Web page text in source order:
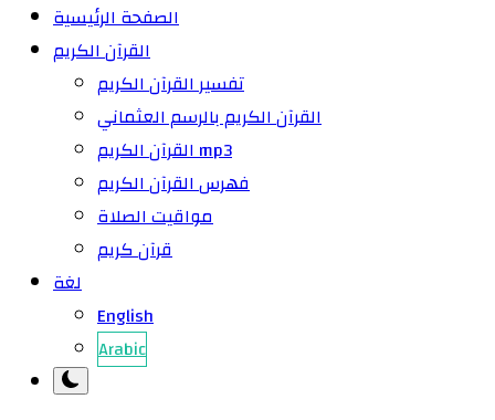
الصفحة الرئيسية
القرآن الكريم
تفسير القرآن الكريم
القرآن الكريم بالرسم العثماني
القرآن الكريم mp3
فهرس القرآن الكريم
مواقيت الصلاة
قرآن كريم
لغة
English
Arabic